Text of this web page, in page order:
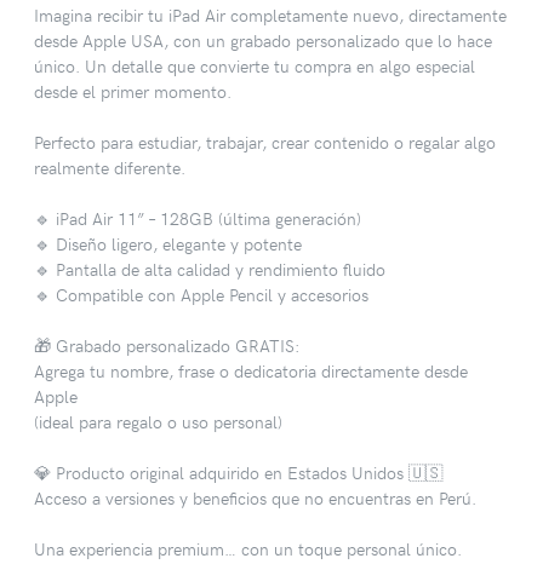
Imagina recibir tu iPad Air completamente nuevo, directamente
desde Apple USA, con un grabado personalizado que lo hace
único. Un detalle que convierte tu compra en algo especial
desde el primer momento.
Perfecto para estudiar, trabajar, crear contenido o regalar algo
realmente diferente.
🔹 iPad Air 11” – 128GB (última generación)
🔹 Diseño ligero, elegante y potente
🔹 Pantalla de alta calidad y rendimiento fluido
🔹 Compatible con Apple Pencil y accesorios
🎁 Grabado personalizado GRATIS:
Agrega tu nombre, frase o dedicatoria directamente desde
Apple
(ideal para regalo o uso personal)
💎 Producto original adquirido en Estados Unidos 🇺🇸
Acceso a versiones y beneficios que no encuentras en Perú.
Una experiencia premium… con un toque personal único.